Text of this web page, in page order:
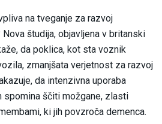
na tveganje za razvoj
študija, objavljena v britanski
da poklica, kot sta voznik
zmanjšata verjetnost za razvoj
da intenzivna uporaba
spomina ščiti možgane, zlasti
ki jih povzroča demenca.